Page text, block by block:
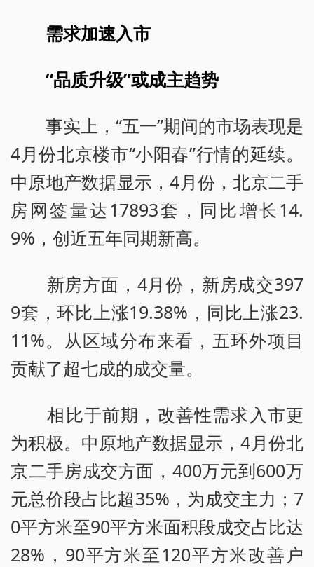
需求加速入市
“品质升级”或成主趋势
事实上，“五一”期间的市场表现是
4月份北京楼市“小阳春”行情的延续。
中原地产数据显示，4月份，北京二手
房网签量达17893套，同比增长14.
9%，创近五年同期新高。
新房方面，4月份，新房成交397
9套，环比上涨19.38%，同比上涨23.
11%。从区域分布来看，五环外项目
贡献了超七成的成交量。
相比于前期，改善性需求入市更
为积极。中原地产数据显示，4月份北
京二手房成交方面，400万元到600万
元总价段占比超35%，为成交主力；7
0平方米至90平方米面积段成交占比达
28%，90平方米至120平方米改善户